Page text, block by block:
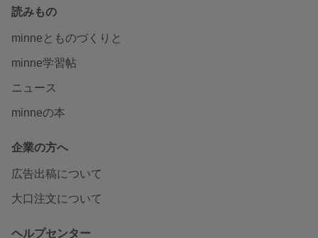
読みもの
minneとものづくりと
minne学習帖
ニュース
minneの本
企業の方へ
広告出稿について
大口注文について
ヘルプセンター